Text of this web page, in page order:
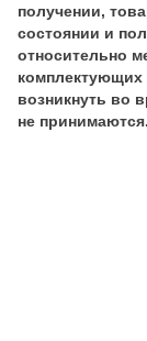
получении,
состоянии и
относительно
возникнуть во
не принимаются.